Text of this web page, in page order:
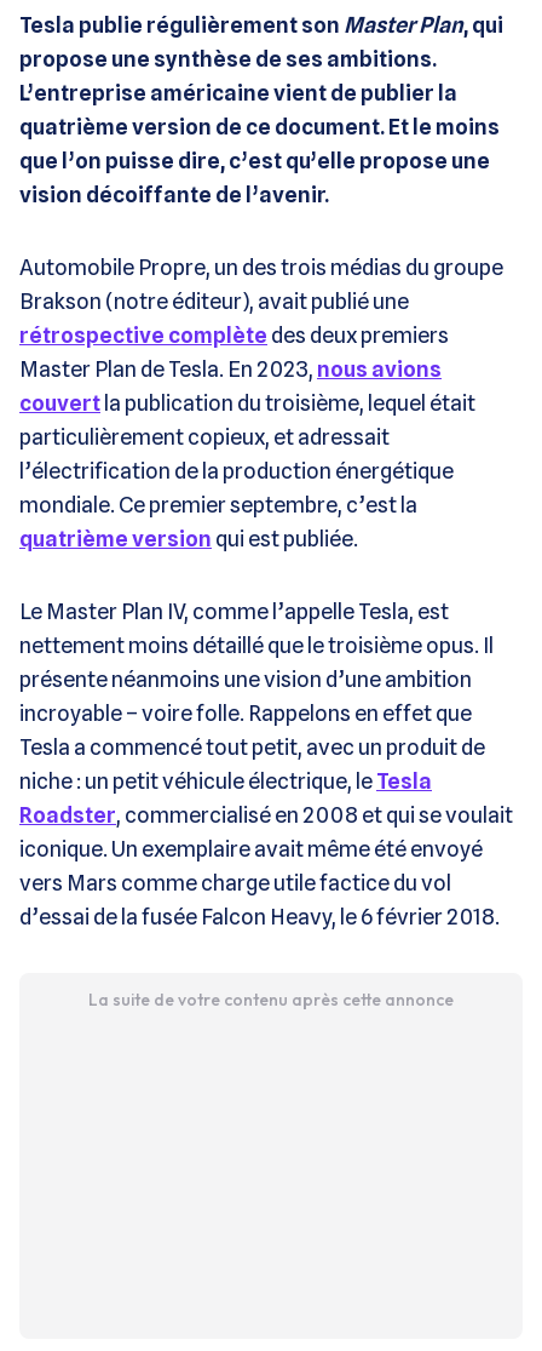
Tesla publie régulièrement son Master Plan, qui
propose une synthèse de ses ambitions.
L’entreprise américaine vient de publier la
quatrième version de ce document. Et le moins
que l’on puisse dire, c’est qu’elle propose une
vision décoiffante de l’avenir.
Automobile Propre, un des trois médias du groupe
Brakson (notre éditeur), avait publié une
rétrospective complète des deux premiers
Master Plan de Tesla. En 2023, nous avions
couvertla publication du troisième, lequel était
particulièrement copieux, et adressait
l’électrification de la production énergétique
mondiale. Ce premier septembre, c’est la
quatrième version qui est publiée.
Le Master Plan IV, comme l’appelle Tesla, est
nettement moins détaillé que le troisième opus. Il
présente néanmoins une vision d’une ambition
incroyable – voire folle. Rappelons en effet que
Tesla a commencé tout petit, avec un produit de
niche : un petit véhicule électrique, leTesla
Roadster, commercialisé en 2008 et qui se voulait
iconique. Un exemplaire avait même été envoyé
vers Mars comme charge utile factice du vol
d’essai de la fusée Falcon Heavy, le 6 février 2018.
La suite de votre contenu après cette annonce